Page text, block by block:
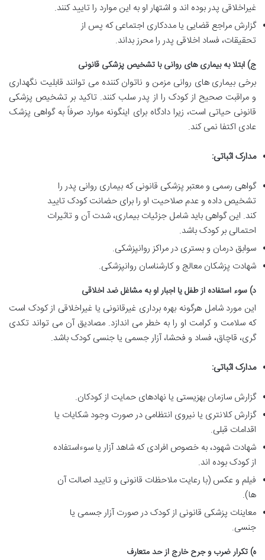
غیراخلاقی پدر بوده اند و اشتهار او به این موارد را تایید کنند.
گزارش مراجع قضایی یا مددکاری اجتماعی که پس از
تحقیقات، فساد اخلاقی پدر را محرز بداند.
ج) ابتلا به بیماری های روانی با تشخیص پزشکی قانونی
برخی بیماری های روانی مزمن و ناتوان کننده می توانند قابلیت نگهداری
و مراقبت صحیح از کودک را از پدر سلب کنند. تاکید بر تشخیص پزشکی
قانونی حیاتی است، زیرا دادگاه برای اینگونه موارد صرفاً به گواهی پزشک
عادی اکتفا نمی کند.
مدارک اثباتی:
گواهی رسمی و معتبر پزشکی قانونی که بیماری روانی پدر را
تشخیص داده و عدم صلاحیت او را برای حضانت کودک تایید
کند. این گواهی باید شامل جزئیات بیماری، شدت آن و تاثیرات
احتمالی بر کودک باشد.
سوابق درمان و بستری در مراکز روانپزشکی.
شهادت پزشکان معالج و کارشناسان روانپزشکی.
د) سوء استفاده از طفل یا اجبار او به مشاغل ضد اخلاقی
این مورد شامل هرگونه بهره برداری غیرقانونی یا غیراخلاقی از کودک است
که سلامت و کرامت او را به خطر می اندازد. مصادیق آن می تواند تکدی
گری، قاچاق، فساد و فحشا، آزار جسمی یا جنسی کودک باشد.
مدارک اثباتی:
گزارش سازمان بهزیستی یا نهادهای حمایت از کودکان.
گزارش کلانتری یا نیروی انتظامی در صورت وجود شکایات یا
اقدامات قبلی.
شهادت شهود، به خصوص افرادی که شاهد آزار یا سوءاستفاده
از کودک بوده اند.
فیلم و عکس (با رعایت ملاحظات قانونی و تایید اصالت آن
ها).
معاینات پزشکی قانونی از کودک در صورت آزار جسمی یا
جنسی.
ه) تکرار ضرب و جرح خارج از حد متعارف